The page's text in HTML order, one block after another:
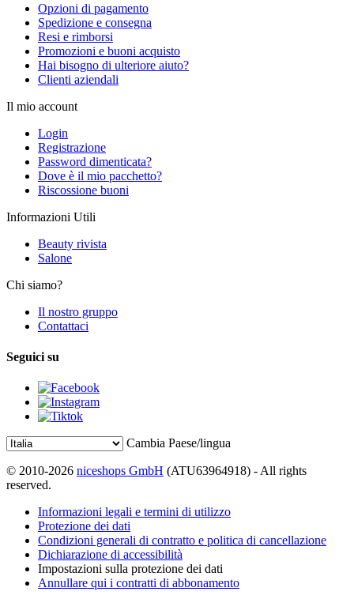
Opzioni di pagamento
Spedizione e consegna
Resi e rimborsi
Promozioni e buoni acquisto
Hai bisogno di ulteriore aiuto?
Clienti aziendali
Il mio account
Login
Registrazione
Password dimenticata?
Dove è il mio pacchetto?
Riscossione buoni
Informazioni Utili
Beauty rivista
Salone
Chi siamo?
Il nostro gruppo
Contattaci
Seguici su
Cambia Paese/lingua
© 2010-2026 niceshops GmbH (ATU63964918) - All rights
reserved.
Informazioni legali e termini di utilizzo
Protezione dei dati
Condizioni generali di contratto e politica di cancellazione
Dichiarazione di accessibilità
Impostazioni sulla protezione dei dati
Annullare qui i contratti di abbonamento